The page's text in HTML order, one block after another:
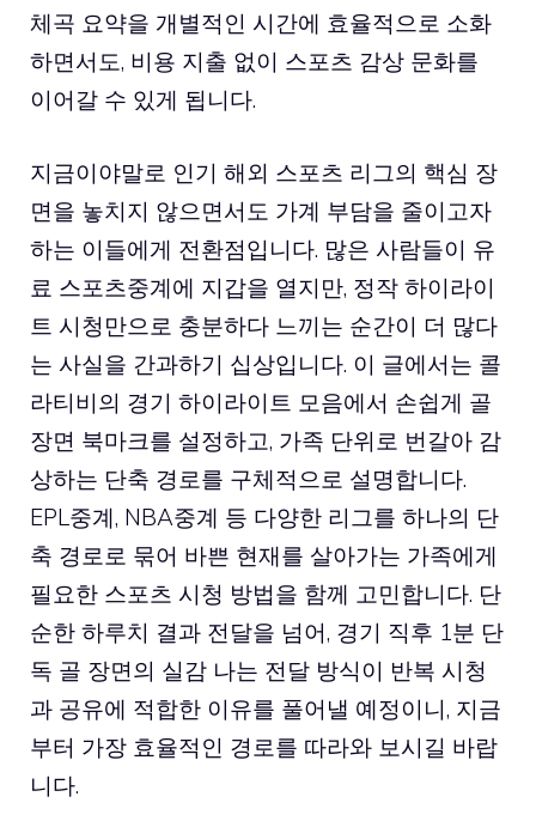
체곡 요약을 개별적인 시간에 효율적으로 소화
하면서도, 비용 지출 없이 스포츠 감상 문화를
이어갈 수 있게 됩니다.
지금이야말로 인기 해외 스포츠 리그의 핵심 장
면을 놓치지 않으면서도 가계 부담을 줄이고자
하는 이들에게 전환점입니다. 많은 사람들이 유
료 스포츠중계에 지갑을 열지만, 정작 하이라이
트 시청만으로 충분하다 느끼는 순간이 더 많다
는 사실을 간과하기 십상입니다. 이 글에서는 콜
라티비의 경기 하이라이트 모음에서 손쉽게 골
장면 북마크를 설정하고, 가족 단위로 번갈아 감
상하는 단축 경로를 구체적으로 설명합니다.
EPL중계, NBA중계 등 다양한 리그를 하나의 단
축 경로로 묶어 바쁜 현재를 살아가는 가족에게
필요한 스포츠 시청 방법을 함께 고민합니다. 단
순한 하루치 결과 전달을 넘어, 경기 직후 1분 단
독 골 장면의 실감 나는 전달 방식이 반복 시청
과 공유에 적합한 이유를 풀어낼 예정이니, 지금
부터 가장 효율적인 경로를 따라와 보시길 바랍
니다.